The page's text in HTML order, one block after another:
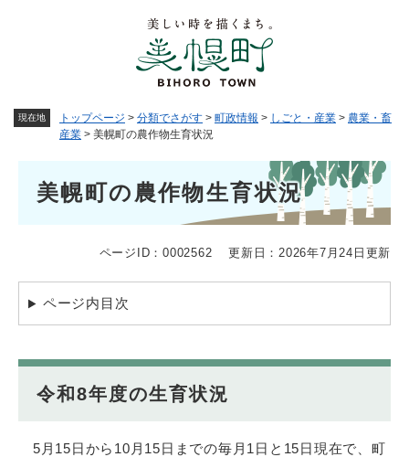
現在地 トップページ > 分類でさがす > 町政情報 > しごと・産業 > 農業・畜
産業 > 美幌町の農作物生育状況
美幌町の農作物生育状況
ページID：0002562 更新日：2026年7月24日更新
ページ内目次
令和8年度の生育状況
5月15日から10月15日までの毎月1日と15日現在で、町